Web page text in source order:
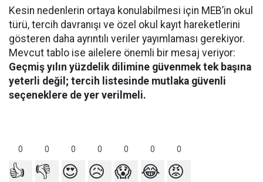
Kesin nedenlerin ortaya konulabilmesi için MEB’in okul
türü, tercih davranışı ve özel okul kayıt hareketlerini
gösteren daha ayrıntılı veriler yayımlaması gerekiyor.
Mevcut tablo ise ailelere önemli bir mesaj veriyor:
Geçmiş yılın yüzdelik dilimine güvenmek tek başına
yeterli değil; tercih listesinde mutlaka güvenli
seçeneklere de yer verilmeli.
0 0 0 0 0 0 0
👍 👎 😍 😥 😱 😂 😡